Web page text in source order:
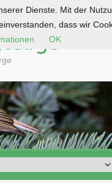
Dienste. Mit der
dass wir
OK